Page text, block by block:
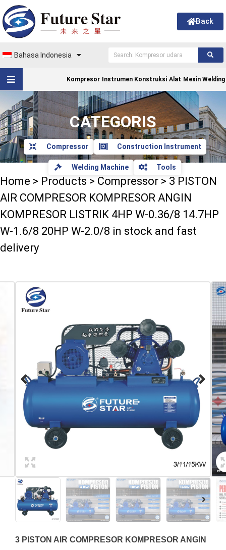
Back
Bahasa Indonesia
Kompresor Instrumen Konstruksi Alat Mesin Welding
CATEGORIS
Compressor Construction Instrument
Welding Machine Tools
Home > Products > Compressor > 3 PISTON
AIR COMPRESOR KOMPRESOR ANGIN
KOMPRESOR LISTRIK 4HP W-0.36/8 14.7HP
W-1.6/8 20HP W-2.0/8 in stock and fast
delivery
3 PISTON AIR COMPRESOR KOMPRESOR ANGIN